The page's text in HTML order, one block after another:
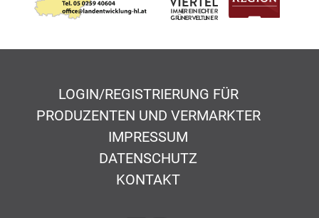
LOGIN/REGISTRIERUNG FÜR
PRODUZENTEN UND VERMARKTER
IMPRESSUM
DATENSCHUTZ
KONTAKT